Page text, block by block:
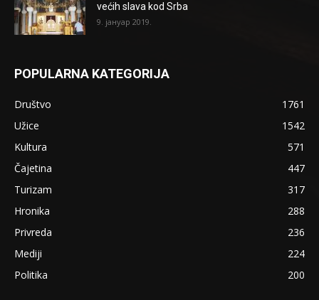
većih slava kod Srba
9. јануар 2019.
POPULARNA KATEGORIJA
Društvo
1761
Užice
1542
Kultura
571
Čajetina
447
Turizam
317
Hronika
288
Privreda
236
Mediji
224
Politika
200